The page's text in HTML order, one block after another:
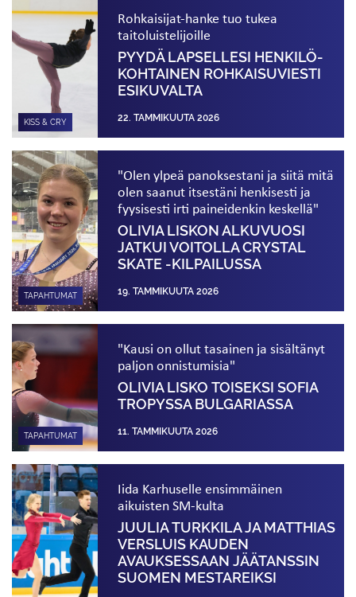
KISS & CRY
Rohkaisijat-hanke tuo tukea
taitoluistelijoille
PYYDÄ LAPSELLESI HENKILÖ­
KOHTAINEN ROHKAISUVIESTI
ESIKUVALTA
22. TAMMIKUUTA 2026
TAPAHTUMAT
"Olen ylpeä panoksestani ja siitä mitä
olen saanut itsestäni henkisesti ja
fyysisesti irti paineidenkin keskellä"
OLIVIA LISKON ALKUVUOSI
JATKUI VOITOLLA CRYSTAL
SKATE -KILPAILUSSA
19. TAMMIKUUTA 2026
TAPAHTUMAT
"Kausi on ollut tasainen ja sisältänyt
paljon onnistumisia"
OLIVIA LISKO TOISEKSI SOFIA
TROPYSSA BULGARIASSA
11. TAMMIKUUTA 2026
Iida Karhuselle ensimmäinen
aikuisten SM-kulta
JUULIA TURKKILA JA MATTHIAS
VERSLUIS KAUDEN
AVAUKSESSAAN JÄÄTANSSIN
SUOMEN MESTAREIKSI